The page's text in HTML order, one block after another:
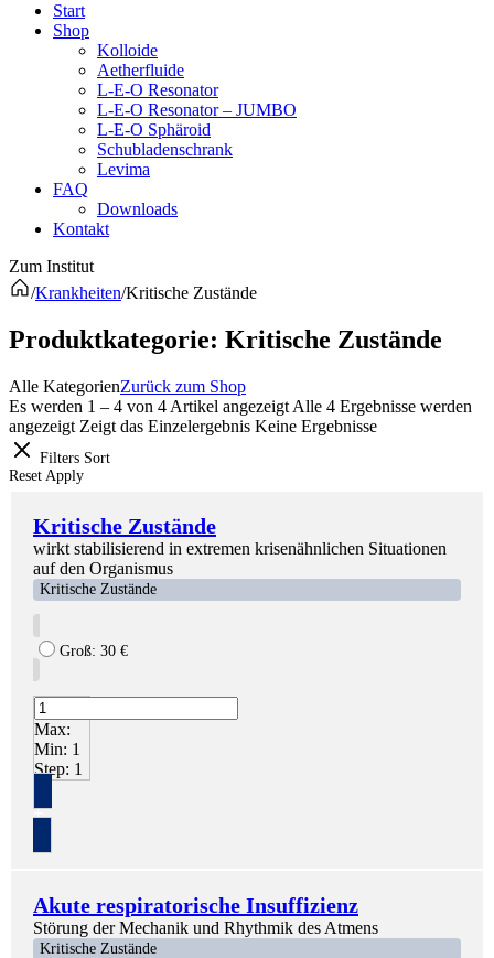
Start
Shop
Kolloide
Aetherfluide
L-E-O Resonator
L-E-O Resonator – JUMBO
L-E-O Sphäroid
Schubladenschrank
Levima
FAQ
Downloads
Kontakt
Zum Institut
/Krankheiten/Kritische Zustände
Produkt­kategorie: Kritische Zustände
Alle KategorienZurück zum Shop
Es werden 1 – 4 von 4 Artikel angezeigt Alle 4 Ergebnisse werden
angezeigt Zeigt das Einzelergebnis Keine Ergebnisse
Filters Sort
Reset Apply
Kritische Zustände
wirkt stabilisierend in extremen krisenähnlichen Situationen
auf den Organismus
Kritische Zustände
Groß: 30 €
Max:
Min: 1
Step: 1
+
Akute respiratorische Insuffizienz
Störung der Mechanik und Rhythmik des Atmens
Kritische Zustände